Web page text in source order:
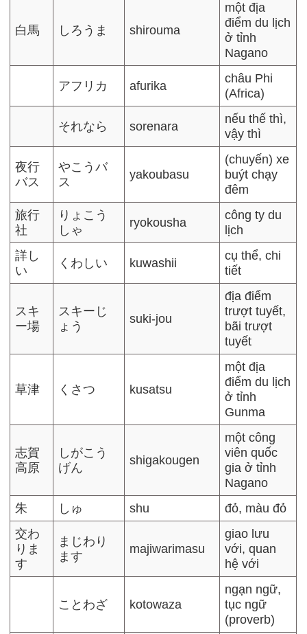
白馬 しろうま shirouma
một địa
điểm du lịch
ở tỉnh
Nagano
アフリカ afurika
châu Phi
(Africa)
それなら sorenara
nếu thế thì,
vậy thì
夜行
バス
やこうバ
ス
yakoubasu
(chuyến) xe
buýt chạy
đêm
旅行
社
りょこう
しゃ
ryokousha
công ty du
lịch
詳し
い
くわしい kuwashii
cụ thể, chi
tiết
スキ
ー場
スキーじ
ょう
suki-jou
địa điểm
trượt tuyết,
bãi trượt
tuyết
草津 くさつ kusatsu
một địa
điểm du lịch
ở tỉnh
Gunma
志賀
高原
しがこう
げん
shigakougen
một công
viên quốc
gia ở tỉnh
Nagano
朱
しゅ shu
đỏ, màu đỏ
交わ
りま
す
まじわり
ます
majiwarimasu
giao lưu
với, quan
hệ với
ことわざ kotowaza
ngạn ngữ,
tục ngữ
(proverb)